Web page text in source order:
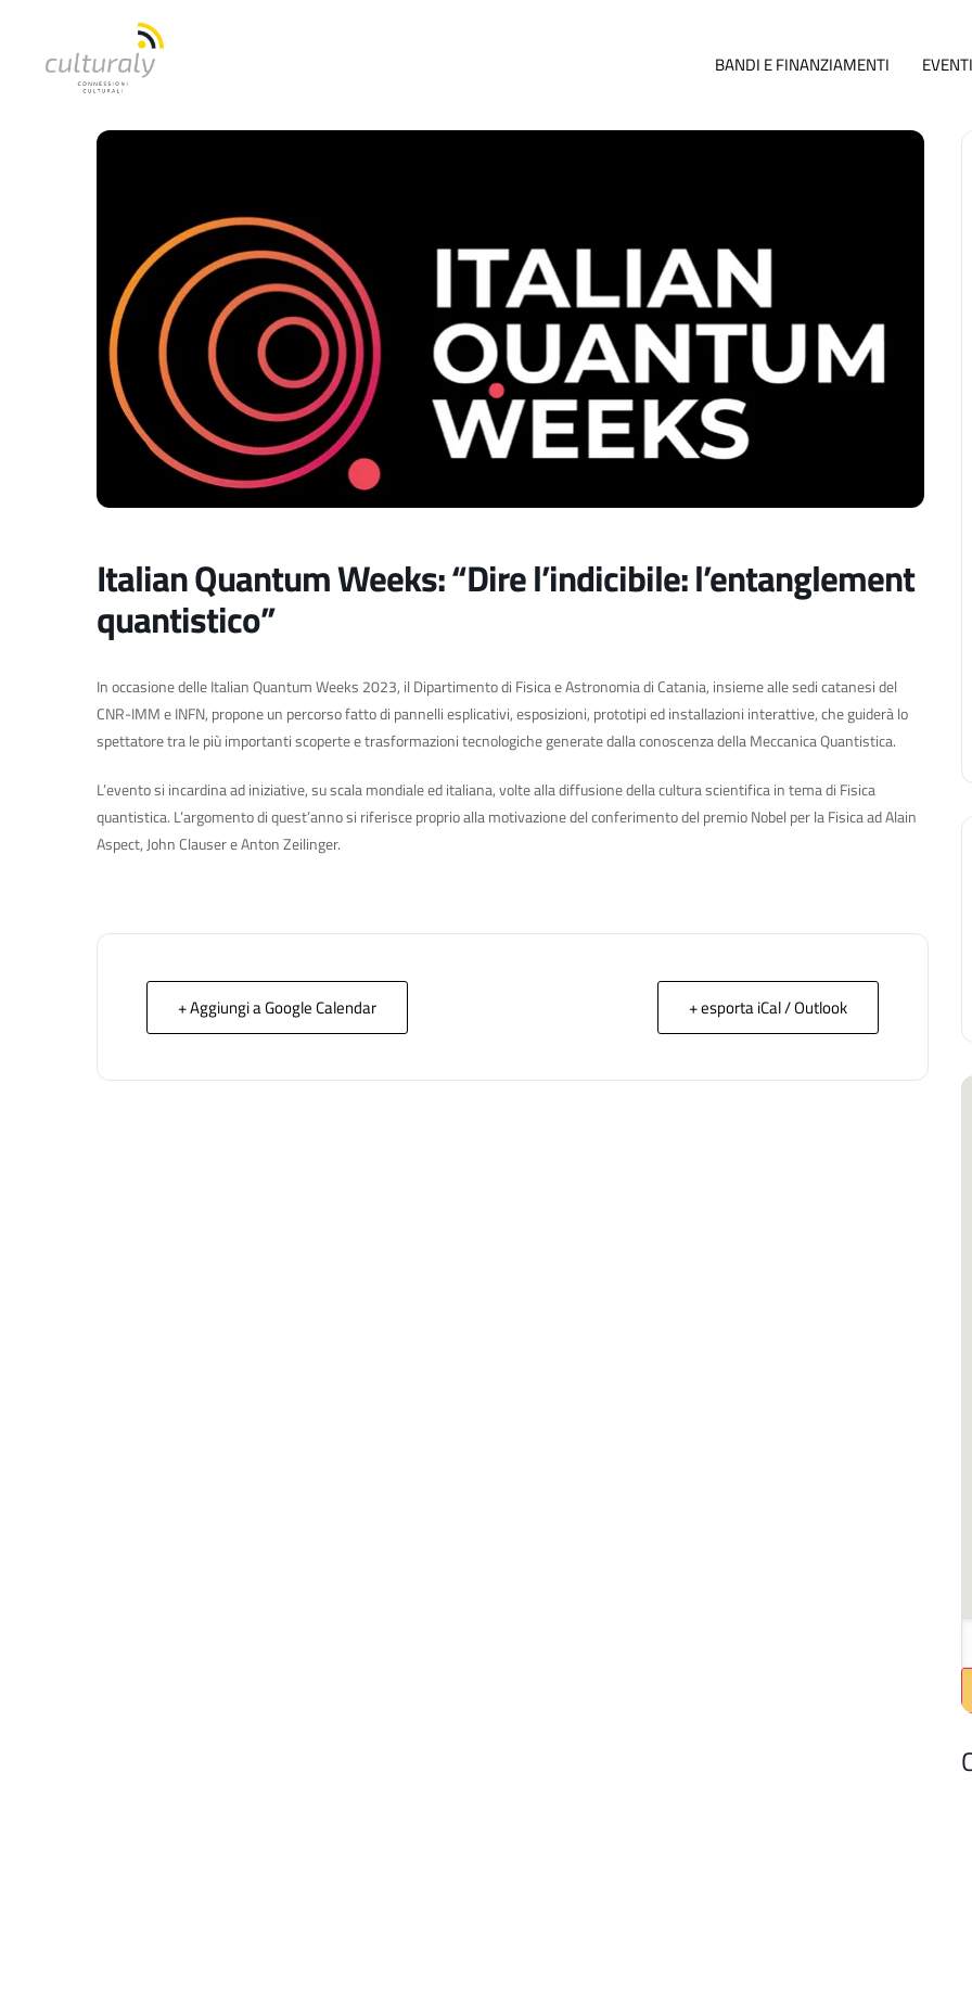
BANDI E FINANZIAMENTI EVENTI
Italian Quantum Weeks: “Dire l’indicibile: l’entanglement
quantistico”
In occasione delle Italian Quantum Weeks 2023, il Dipartimento di Fisica e Astronomia di Catania, insieme alle sedi catanesi del
CNR-IMM e INFN, propone un percorso fatto di pannelli esplicativi, esposizioni, prototipi ed installazioni interattive, che guiderà lo
spettatore tra le più importanti scoperte e trasformazioni tecnologiche generate dalla conoscenza della Meccanica Quantistica.
L’evento si incardina ad iniziative, su scala mondiale ed italiana, volte alla diffusione della cultura scientifica in tema di Fisica
quantistica. L’argomento di quest’anno si riferisce proprio alla motivazione del conferimento del premio Nobel per la Fisica ad Alain
Aspect, John Clauser e Anton Zeilinger.
+ Aggiungi a Google Calendar + esporta iCal / Outlook